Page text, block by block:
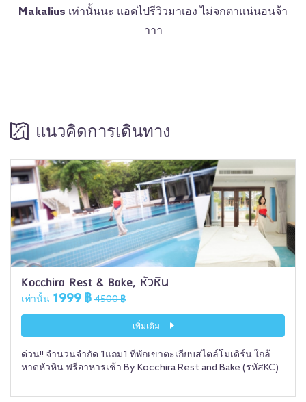
Makalius เท่านั้นนะ แอดไปรีวิวมาเอง ไม่จกตาแน่นอนจ้า
าาา
แนวคิดการเดินทาง
Kocchira Rest & Bake, หัวหิน
เท่านั้น 1999 ฿ 4500 ฿
เพิ่มเติม
ด่วน!! จำนวนจำกัด 1แถม1 ที่พักเขาตะเกียบสไตล์โมเดิร์น ใกล้
หาดหัวหิน ฟรีอาหารเช้า By Kocchira Rest and Bake (รหัสKC)